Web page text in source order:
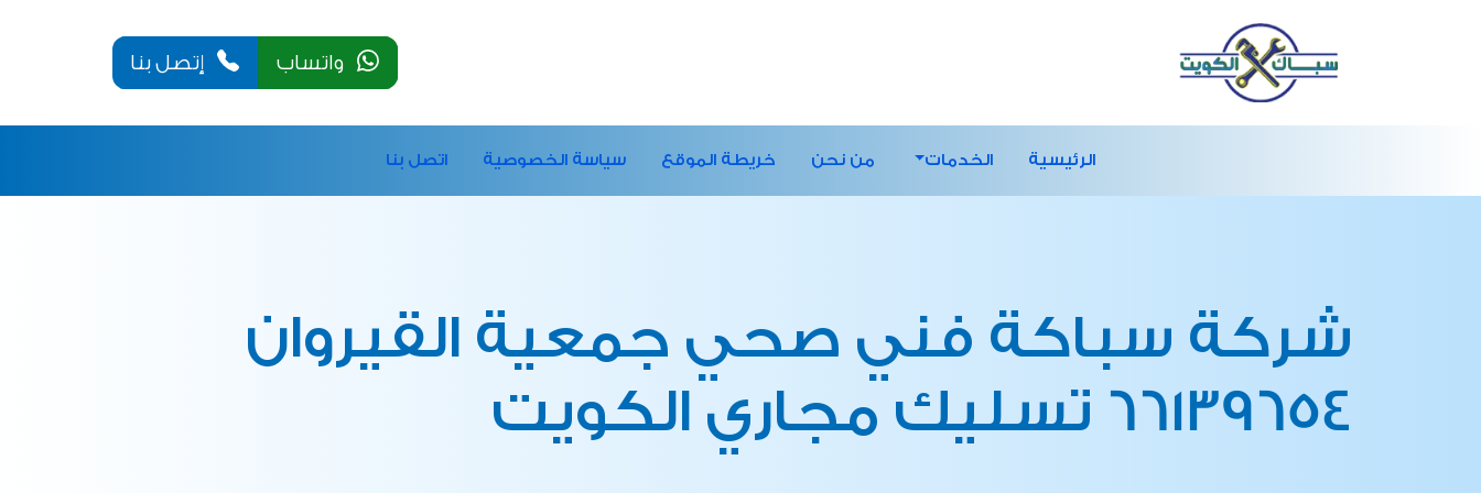
واتساب إتصل بنا
الرئيسية الخدمات من نحن خريطة الموقع سياسة الخصوصية اتصل بنا
شركة سباكة فني صحي جمعية القيروان
66139654 تسليك مجاري الكويت